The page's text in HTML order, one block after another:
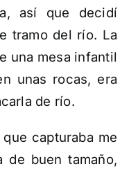
así que decidí
tramo del río. La
una mesa infantil
unas rocas, era
de río.
capturaba me
de buen tamaño,